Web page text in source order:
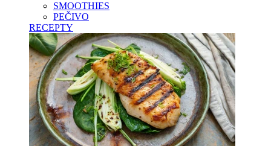
SMOOTHIES
PEČIVO
RECEPTY